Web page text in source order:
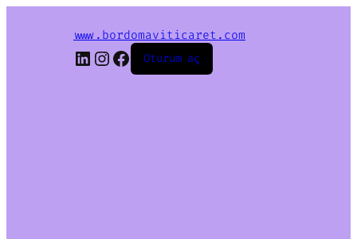
www.bordomaviticaret.com
LinkedIn
Instagram
Facebook
Oturum aç